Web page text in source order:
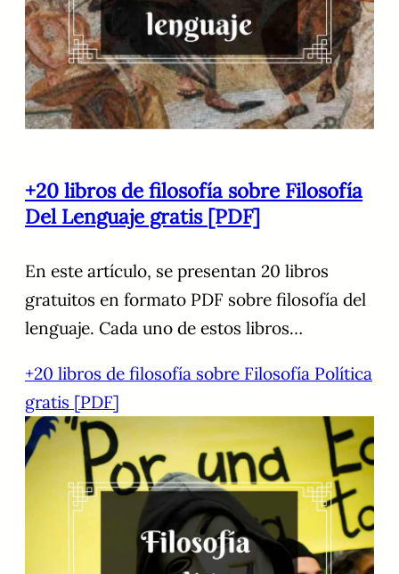
+20 libros de filosofía sobre Filosofía
Del Lenguaje gratis [PDF]
En este artículo, se presentan 20 libros
gratuitos en formato PDF sobre filosofía del
lenguaje. Cada uno de estos libros…
+20 libros de filosofía sobre Filosofía Política
gratis [PDF]